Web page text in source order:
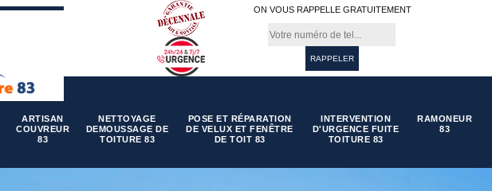
ON VOUS RAPPELLE GRATUITEMENT
ARTISAN
COUVREUR
83
NETTOYAGE
DEMOUSSAGE DE
TOITURE 83
POSE ET RÉPARATION
DE VELUX ET FENÊTRE
DE TOIT 83
INTERVENTION
D'URGENCE FUITE
TOITURE 83
RAMONEUR
83